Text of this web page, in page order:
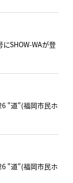
にSHOW-WAが登
"道"(福岡市民ホ
"道"(福岡市民ホ